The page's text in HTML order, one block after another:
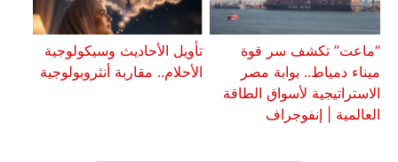
“ماعت” تكشف سر قوة
ميناء دمياط.. بوابة مصر
الاستراتيجية لأسواق الطاقة
العالمية | إنفوجراف
تأويل الأحاديث وسيكولوجية
الأحلام.. مقاربة أنثروبولوجية